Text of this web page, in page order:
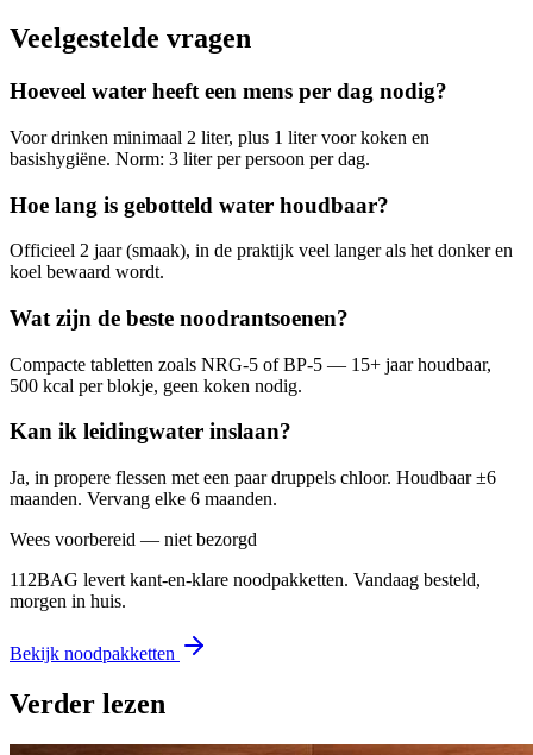
Veelgestelde vragen
Hoeveel water heeft een mens per dag nodig?
Voor drinken minimaal 2 liter, plus 1 liter voor koken en
basishygiëne. Norm: 3 liter per persoon per dag.
Hoe lang is gebotteld water houdbaar?
Officieel 2 jaar (smaak), in de praktijk veel langer als het donker en
koel bewaard wordt.
Wat zijn de beste noodrantsoenen?
Compacte tabletten zoals NRG-5 of BP-5 — 15+ jaar houdbaar,
500 kcal per blokje, geen koken nodig.
Kan ik leidingwater inslaan?
Ja, in propere flessen met een paar druppels chloor. Houdbaar ±6
maanden. Vervang elke 6 maanden.
Wees voorbereid — niet bezorgd
112BAG levert kant-en-klare noodpakketten. Vandaag besteld,
morgen in huis.
Bekijk noodpakketten
Verder lezen